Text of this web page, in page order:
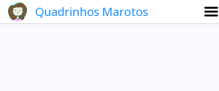
Quadrinhos Marotos